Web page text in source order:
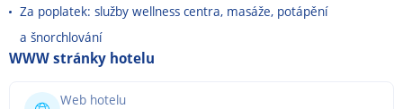
Za poplatek: služby wellness centra, masáže, potápění
a šnorchlování
WWW stránky hotelu
Web hotelu